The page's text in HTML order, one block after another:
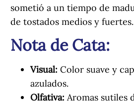
sometió a un tiempo de
de tostados medios y fuertes.
Nota de Cata:
Visual: Color suave y
azulados.
Olfativa: Aromas sutiles